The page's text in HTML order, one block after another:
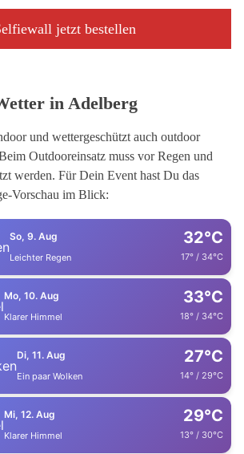
jetzt bestellen
in Adelberg
und wettergeschützt auch outdoor
Outdooreinsatz muss vor Regen und
werden. Für Dein Event hast Du das
Vorschau im Blick:
So, 9. Aug
Leichter Regen
32°C
17° / 34°C
Mo, 10. Aug
Klarer Himmel
33°C
18° / 34°C
Di, 11. Aug
Ein paar Wolken
27°C
14° / 29°C
Mi, 12. Aug
Klarer Himmel
29°C
13° / 30°C